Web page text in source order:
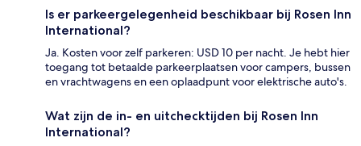
Is er parkeergelegenheid beschikbaar bij Rosen Inn
International?
Ja. Kosten voor zelf parkeren: USD 10 per nacht. Je hebt hier
toegang tot betaalde parkeerplaatsen voor campers, bussen
en vrachtwagens en een oplaadpunt voor elektrische auto's.
Wat zijn de in- en uitchecktijden bij Rosen Inn
International?